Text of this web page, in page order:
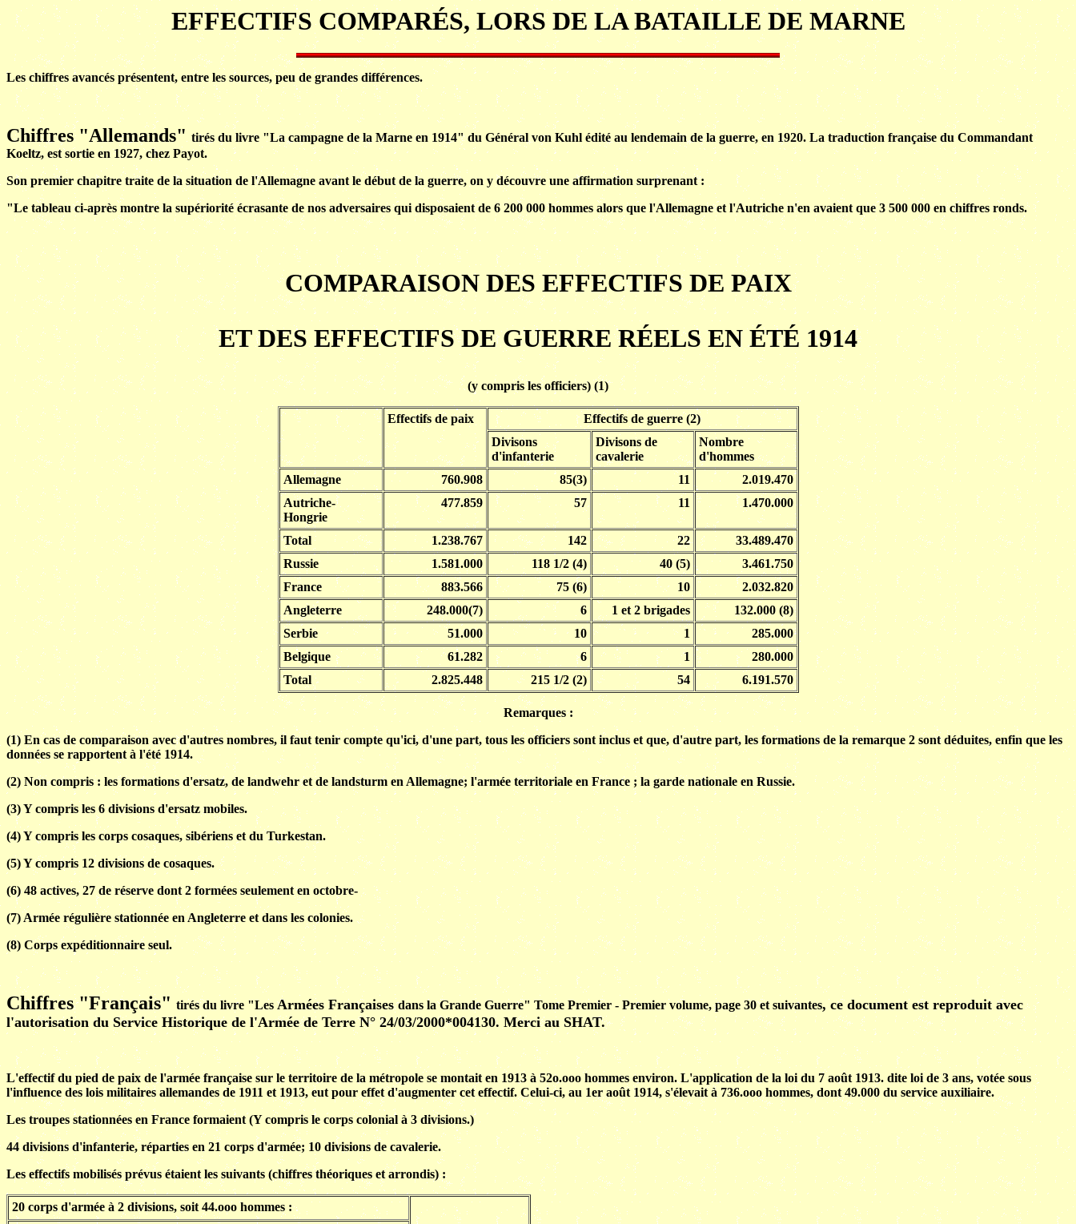
EFFECTIFS COMPARÉS, LORS DE LA BATAILLE DE MARNE
Les chiffres avancés présentent, entre les sources, peu de grandes différences.
Chiffres "Allemands" tirés du livre "La campagne de la Marne en 1914" du Général von Kuhl édité au lendemain de la guerre, en 1920. La traduction française du Commandant
Koeltz, est sortie en 1927, chez Payot.
Son premier chapitre traite de la situation de l'Allemagne avant le début de la guerre, on y découvre une affirmation surprenant :
"Le tableau ci-après montre la supériorité écrasante de nos adversaires qui disposaient de 6 200 000 hommes alors que l'Allemagne et l'Autriche n'en avaient que 3 500 000 en chiffres ronds.
COMPARAISON DES EFFECTIFS DE PAIX
ET DES EFFECTIFS DE GUERRE RÉELS EN ÉTÉ 1914
(y compris les officiers) (1)
Effectifs de paix
Effectifs de guerre (2)
Divisons
d'infanterie
Divisons de
cavalerie
Nombre
d'hommes
Allemagne
760.908 85(3) 11
2.019.470
Autriche-
Hongrie
477.859 57 11 1.470.000
Total 1.238.767 142 22
33.489.470
Russie
1.581.000 118 1/2 (4) 40 (5)
3.461.750
France
883.566 75 (6) 10
2.032.820
Angleterre
248.000(7) 6 1 et 2 brigades
132.000 (8)
Serbie
51.000 10 1
285.000
Belgique
61.282 6 1
280.000
Total
2.825.448 215 1/2 (2) 54 6.191.570
Remarques :
(1) En cas de comparaison avec d'autres nombres, il faut tenir compte qu'ici, d'une part, tous les officiers sont inclus et que, d'autre part, les formations de la remarque 2 sont déduites, enfin que les
données se rapportent à l'été 1914.
(2) Non compris : les formations d'ersatz, de landwehr et de landsturm en Allemagne; l'armée territoriale en France ; la garde nationale en Russie.
(3) Y compris les 6 divisions d'ersatz mobiles.
(4) Y compris les corps cosaques, sibériens et du Turkestan.
(5) Y compris 12 divisions de cosaques.
(6) 48 actives, 27 de réserve dont 2 formées seulement en octobre-
(7) Armée régulière stationnée en Angleterre et dans les colonies.
(8) Corps expéditionnaire seul.
Chiffres "Français" tirés du livre "Les Armées Françaisesdans la Grande Guerre" Tome Premier - Premier volume, page 30 et suivantes, ce document est reproduit avec
l'autorisation du Service Historique de l'Armée de Terre N° 24/03/2000*004130. Merci au SHAT.
L'effectif du pied de paix de l'armée française sur le territoire de la métropole se montait en 1913 à 52o.ooo hommes environ. L'application de la loi du 7 août 1913. dite loi de 3 ans, votée sous
l'influence des lois militaires allemandes de 1911 et 1913, eut pour effet d'augmenter cet effectif. Celui-ci, au 1er août 1914, s'élevait à 736.ooo hommes, dont 49.000 du service auxiliaire.
Les troupes stationnées en France formaient (Y compris le corps colonial à 3 divisions.)
44 divisions d'infanterie, réparties en 21 corps d'armée; 10 divisions de cavalerie.
Les effectifs mobilisés prévus étaient les suivants (chiffres théoriques et arrondis) :
20 corps d'armée à 2 divisions, soit 44.ooo hommes :